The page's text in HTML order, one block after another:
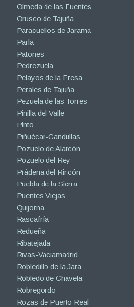
Olmeda de las Fuentes
Orusco de Tajuña
Paracuellos de Jarama
Parla
Patones
Pedrezuela
Pelayos de la Presa
Perales de Tajuña
Pezuela de las Torres
Pinilla del Valle
Pinto
Piñuécar-Gandullas
Pozuelo de Alarcón
Pozuelo del Rey
Prádena del Rincón
Puebla de la Sierra
Puentes Viejas
Quijorna
Rascafría
Redueña
Ribatejada
Rivas-Vaciamadrid
Robledillo de la Jara
Robledo de Chavela
Robregordo
Rozas de Puerto Real